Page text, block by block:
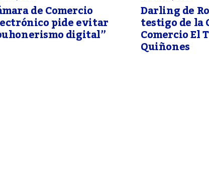
de Comercio
pide evitar
digital”
Darling de
testigo de la
Comercio El
Quiñones